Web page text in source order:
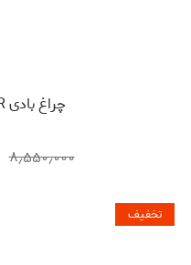
چراغ بادی ZENIKO OT80R
۸٫۵۵۰٫۰۰۰
تخفیف